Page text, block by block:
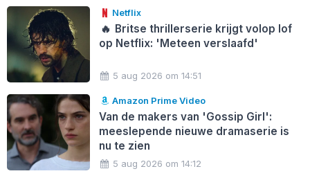
Netflix
🔥 Britse thrillerserie krijgt volop lof
op Netflix: 'Meteen verslaafd'
5 aug 2026 om 14:51
Amazon Prime Video
Van de makers van 'Gossip Girl':
meeslepende nieuwe dramaserie is
nu te zien
5 aug 2026 om 14:12